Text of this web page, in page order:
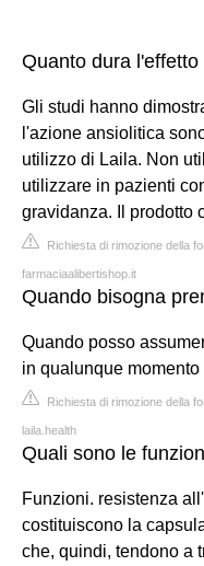
Quanto dura
Gli studi hanno
l'azione ansiolitica
utilizzo di Laila. Non
utilizzare in pazienti
gravidanza. Il prodotto
Richiesta di rimozione della
farmaciaalibertishop.it
Quando bisogna
Quando posso
in qualunque
Richiesta di rimozione della
laila.health
Quali sono le
Funzioni. resistenza
costituiscono la
che, quindi, tendono a